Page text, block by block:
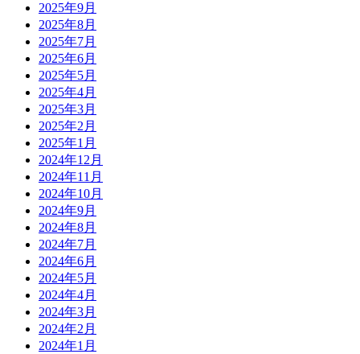
2025年9月
2025年8月
2025年7月
2025年6月
2025年5月
2025年4月
2025年3月
2025年2月
2025年1月
2024年12月
2024年11月
2024年10月
2024年9月
2024年8月
2024年7月
2024年6月
2024年5月
2024年4月
2024年3月
2024年2月
2024年1月